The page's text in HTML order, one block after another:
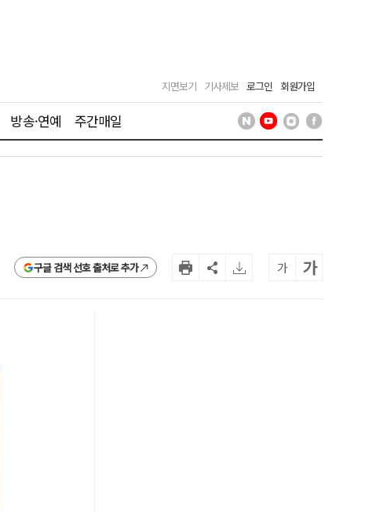
지면보기 기사제보 로그인 회원가입
방송·연예 주간매일
구글 검색 선호 출처로 추가 가 가